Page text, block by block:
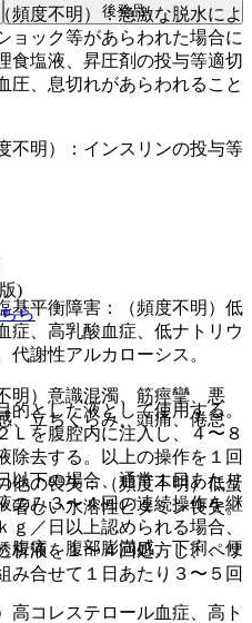
度不明）：急激な脱水によ
ョック等があらわれた場合に
食塩液、昇圧剤の投与等適切
圧、息切れがあらわれること
明）：インスリンの投与等
平衡障害：（頻度不明）低
症、高乳酸血症、低ナトリウ
代謝性アルカローシス。
）意識混濁、筋痙攣、悪
、立ちくらみ、頭痛、倦怠
の喪失：（頻度不明）低蛋
著しい水溶性ビタミン喪失。
痛、腹部膨満感、下痢、便
コレステロール血症、高ト
後発品
)
ら
とした液として使用する。
Ｌを腹腔内に注入し、４〜８
除去する。以上の操作を１回
以下の場合、通常１日あたり
のみ３〜４回の連続操作を継
／日以上認められる場合、
析液を１〜４回処方し、ペリ
み合せて１日あたり３〜５回